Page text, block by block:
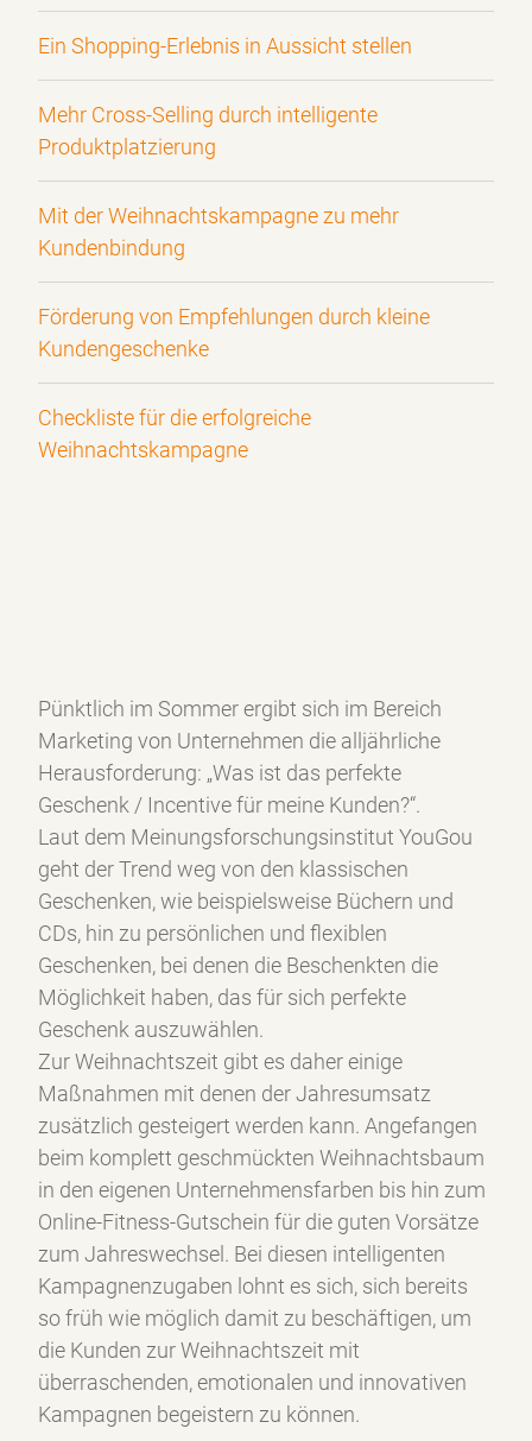
Ein Shopping-Erlebnis in Aussicht stellen
Mehr Cross-Selling durch intelligente
Produktplatzierung
Mit der Weihnachtskampagne zu mehr
Kundenbindung
Förderung von Empfehlungen durch kleine
Kundengeschenke
Checkliste für die erfolgreiche
Weihnachtskampagne
Pünktlich im Sommer ergibt sich im Bereich
Marketing von Unternehmen die alljährliche
Herausforderung: „Was ist das perfekte
Geschenk / Incentive für meine Kunden?“.
Laut dem Meinungsforschungsinstitut YouGou
geht der Trend weg von den klassischen
Geschenken, wie beispielsweise Büchern und
CDs, hin zu persönlichen und flexiblen
Geschenken, bei denen die Beschenkten die
Möglichkeit haben, das für sich perfekte
Geschenk auszuwählen.
Zur Weihnachtszeit gibt es daher einige
Maßnahmen mit denen der Jahresumsatz
zusätzlich gesteigert werden kann. Angefangen
beim komplett geschmückten Weihnachtsbaum
in den eigenen Unternehmensfarben bis hin zum
Online-Fitness-Gutschein für die guten Vorsätze
zum Jahreswechsel. Bei diesen intelligenten
Kampagnenzugaben lohnt es sich, sich bereits
so früh wie möglich damit zu beschäftigen, um
die Kunden zur Weihnachtszeit mit
überraschenden, emotionalen und innovativen
Kampagnen begeistern zu können.